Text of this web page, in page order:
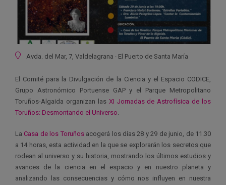
Ubicación
Avda. del Mar, 7, Valdelagrana · El Puerto de Santa María
El Comité para la Divulgación de la Ciencia y el Espacio CODICE,
Grupo Astronómico Portuense GAP y el Parque Metropolitano
Toruños-Algaida organizan las XI Jornadas de Astrofísica de los
Toruños: Desmontando el Universo
La Casa de los Toruñosacogerá los días 28 y 29 de junio, de 11.30
a 14 horas, esta actividad en la que se explorarán los secretos que
rodean al universo y su historia, mostrando los últimos estudios y
avances de la ciencia en el espacio y en nuestro planeta y
analizando las consecuencias y cómo nos influyen en nuestra